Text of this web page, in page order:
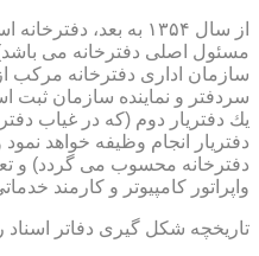
از سال ۱۳۵۴ به بعد،
مسئول اصلی دفترخانه می باشد)
سازمان اداری دفترخانه مركب
سردفتر و نماینده سازمان ثبت
یك دفتریار دوم (كه در غیاب
دفتریار انجام وظیفه خواهد
دفترخانه محسوب می گردد) و
واپراتور كامپیوتر و كارمند
تاریخچه شكل گیری دفاتر